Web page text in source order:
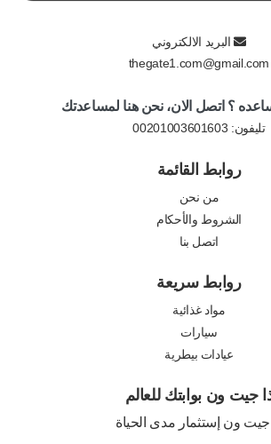
البريد الالكتروني
thegate1.com@gmail.com
؟ اتصل الان، نحن هنا لمساعدتك
تليفون: 00201003601603
روابط القائمة
من نحن
الشروط والأحكام
اتصل بنا
روابط سريعة
مواد غذائية
سيارات
عيادات بيطرية
جيت ون بوابتك للعالم
جيت ون إستثمار مدى الحياة